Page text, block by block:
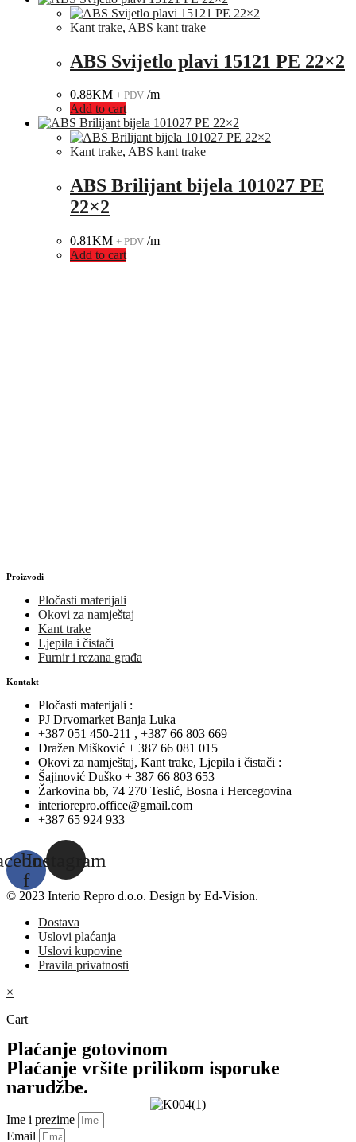
Kant trake, ABS kant trake
ABS Svijetlo plavi 15121 PE 22×2
0.88KM + PDV /m
Add to cart
Kant trake, ABS kant trake
ABS Brilijant bijela 101027 PE
22×2
0.81KM + PDV /m
Add to cart
Proizvodi
Pločasti materijali
Okovi za namještaj
Kant trake
Ljepila i čistači
Furnir i rezana građa
Kontakt
Pločasti materijali :
PJ Drvomarket Banja Luka
+387 051 450-211 , +387 66 803 669
Dražen Mišković + 387 66 081 015
Okovi za namještaj, Kant trake, Ljepila i čistači :
Šajinović Duško + 387 66 803 653
Žarkovina bb, 74 270 Teslić, Bosna i Hercegovina
interiorepro.office@gmail.com
+387 65 924 933
f
Instagram
© 2023 Interio Repro d.o.o. Design by Ed-Vision.
Dostava
Uslovi plaćanja
Uslovi kupovine
Pravila privatnosti
×
Cart
Plaćanje gotovinom
Plaćanje vršite prilikom isporuke
narudžbe.
Ime i prezime
Email